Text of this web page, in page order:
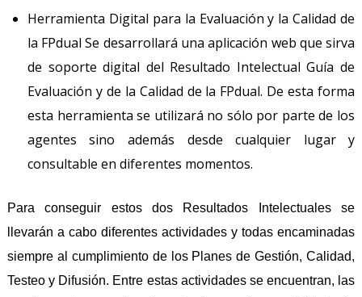
Herramienta Digital para la Evaluación y la Calidad de
la FPdual Se desarrollará una aplicación web que sirva
de soporte digital del Resultado Intelectual Guía de
Evaluación y de la Calidad de la FPdual. De esta forma
esta herramienta se utilizará no sólo por parte de los
agentes sino además desde cualquier lugar y
consultable en diferentes momentos.
Para conseguir estos dos Resultados Intelectuales se
llevarán a cabo diferentes actividades y todas encaminadas
siempre al cumplimiento de los Planes de Gestión, Calidad,
Testeo y Difusión. Entre estas actividades se encuentran, las